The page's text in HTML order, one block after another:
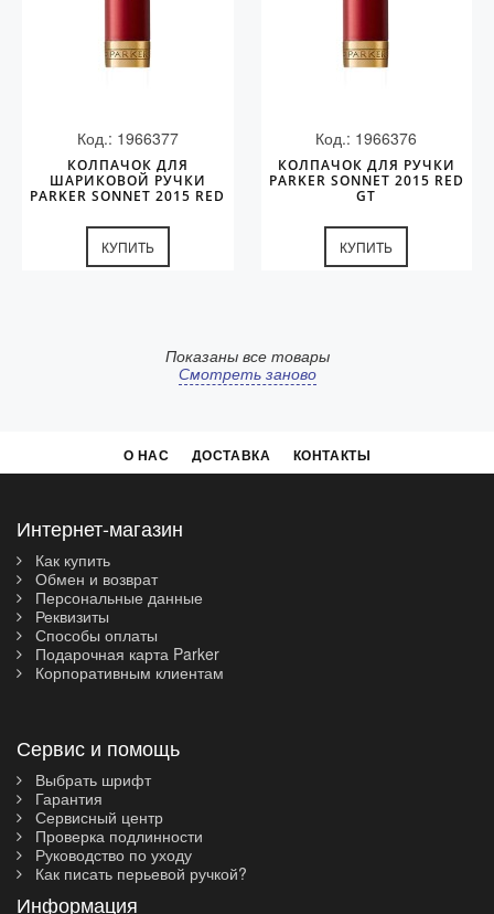
Код.: 1966377
КОЛПАЧОК ДЛЯ
ШАРИКОВОЙ РУЧКИ
PARKER SONNET 2015 RED
КУПИТЬ
Код.: 1966376
КОЛПАЧОК ДЛЯ РУЧКИ
PARKER SONNET 2015 RED
GT
КУПИТЬ
Показаны все товары
Смотреть заново
О НАС ДОСТАВКА КОНТАКТЫ
Интернет-магазин
Как купить
Обмен и возврат
Персональные данные
Реквизиты
Способы оплаты
Подарочная карта Parker
Корпоративным клиентам
Сервис и помощь
Выбрать шрифт
Гарантия
Сервисный центр
Проверка подлинности
Руководство по уходу
Как писать перьевой ручкой?
Информация